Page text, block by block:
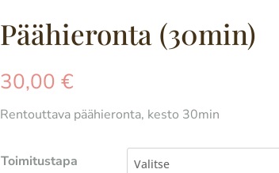
Päähieronta (30min)
30,00€
Rentouttava päähieronta, kesto 30min
Toimitustapa